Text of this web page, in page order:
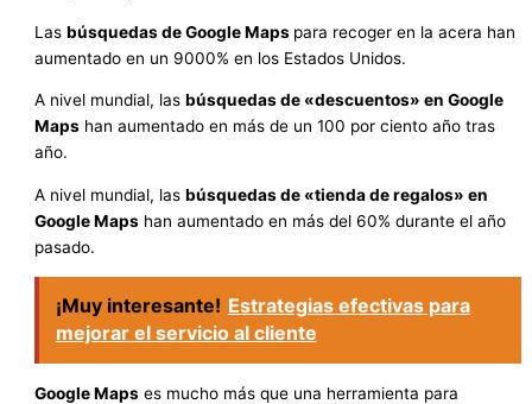
Lasbúsquedas de Google Maps para recoger en la acera han
aumentado en un 9000% en los Estados Unidos.
A nivel mundial, lasbúsquedas de «descuentos» en Google
Maps han aumentado en más de un 100 por ciento año tras
año.
A nivel mundial, lasbúsquedas de «tienda de regalos» en
Google Maps han aumentado en más del 60% durante el año
pasado.
¡Muy interesante! Estrategias efectivas para
mejorar el servicio al cliente
Google Maps es mucho más que una herramienta para